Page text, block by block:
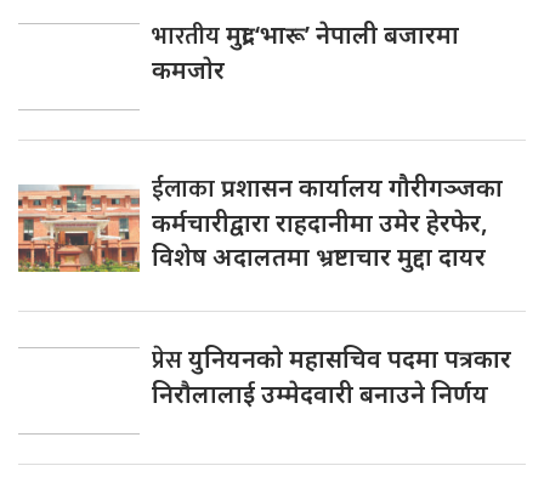
भारतीयमुद्रा ‘भारू’ नेपाली बजारमा
कमजाेर
ईलाकाप्रशासन कार्यालय गौरीगञ्जका
कर्मचारीद्वारा राहदानीमा उमेर हेरफेर,
विशेष अदालतमा भ्रष्टाचार मुद्दा दायर
प्रेसयुनियनकाे महासचिव पदमा पत्रकार
निराैलालाई उम्मेदवारी बनाउने निर्णय